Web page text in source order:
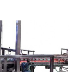
NEWS
03/2024